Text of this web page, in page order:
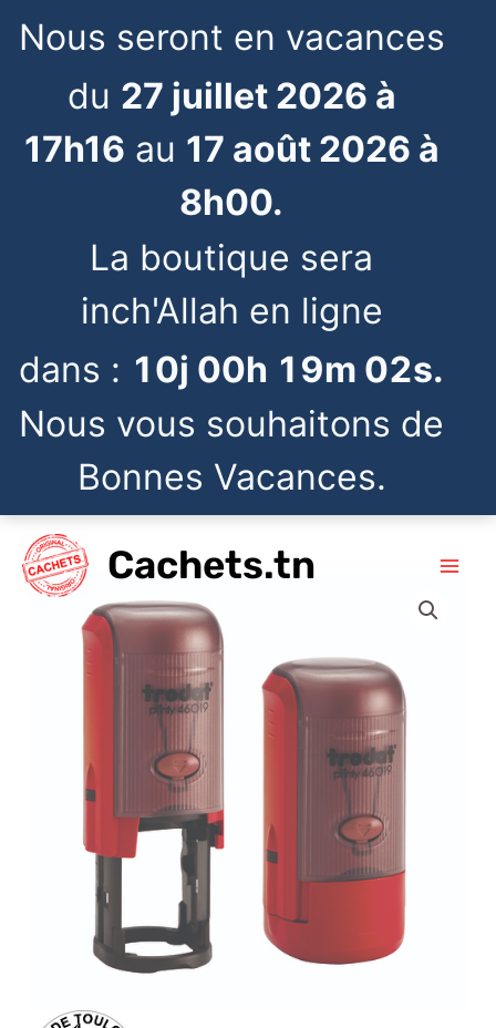
Nous seront en vacances
du 27 juillet 2026 à
17h16 au 17 août 2026 à
8h00.
La boutique sera
inch'Allah en ligne
dans : 10j 00h 19m 02s.
Nous vous souhaitons de
Bonnes Vacances.
contenu
Cachets.tn